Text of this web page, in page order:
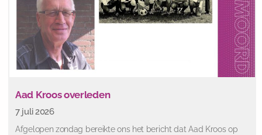
Aad Kroos overleden
7 juli 2026
Afgelopen zondag bereikte ons het bericht dat Aad Kroos op